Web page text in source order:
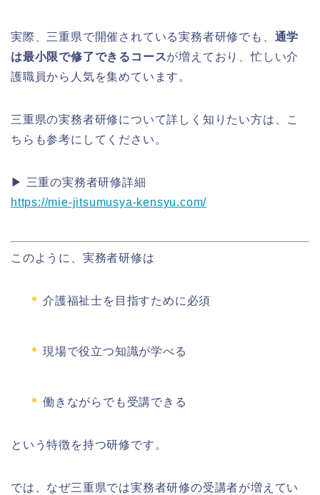
実際、三重県で開催されている実務者研修でも、 通学
は最小限で修了できるコースが増えており、忙しい介
護職員から人気を集めています。
三重県の実務者研修について詳しく知りたい方は、こ
ちらも参考にしてください。
▶ 三重の実務者研修詳細
https://mie-jitsumusya-kensyu.com/
このように、実務者研修は
介護福祉士を目指すために必須
現場で役立つ知識が学べる
働きながらでも受講できる
という特徴を持つ研修です。
では、なぜ三重県では実務者研修の受講者が増えてい